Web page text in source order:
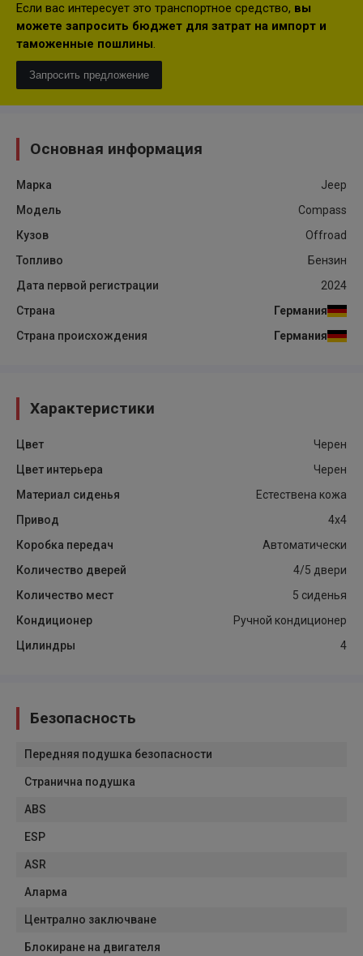
Если вас интересует это транспортное средство, вы
можете запросить бюджет для затрат на импорт и
таможенные пошлины.
Запросить предложение
Основная информация
Марка
Jeep
Модель
Compass
Кузов
Offroad
Топливо
Бензин
Дата первой регистрации
2024
Страна
Германия
Страна происхождения
Германия
Характеристики
Цвет
Черен
Цвет интерьера
Черен
Материал сиденья
Естествена кожа
Привод
4x4
Коробка передач
Автоматически
Количество дверей
4/5 двери
Количество мест
5 сиденья
Кондиционер
Ручной кондиционер
Цилиндры
4
Безопасность
Передняя подушка безопасности
Странична подушка
ABS
ESP
ASR
Аларма
Централно заключване
Блокиране на двигателя